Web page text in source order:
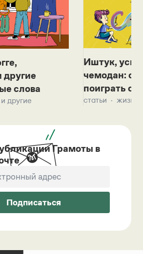
другие
слова
другие
Иштук,
чемодан:
поиграть с
статьи жизнь
Грамоты в
Подписаться